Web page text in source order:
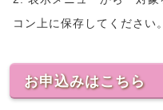
コン上に保存してください。
お申込みはこちら